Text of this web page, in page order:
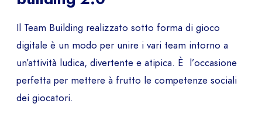
Il Team Building realizzato sotto forma di gioco
digitale è un modo per unire i vari team intorno a
un’attività ludica, divertente e atipica. È l’occasione
perfetta per mettere à frutto le competenze sociali
dei giocatori.